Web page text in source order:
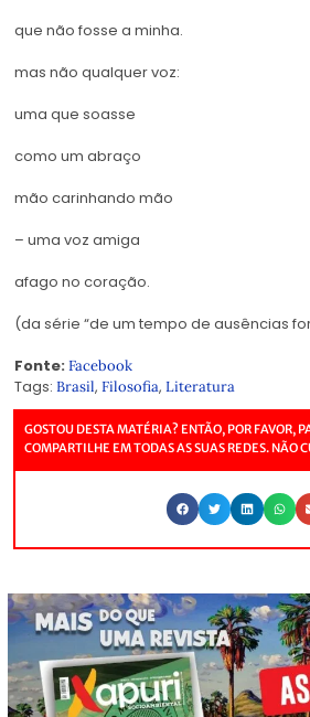
que não fosse a minha.
mas não qualquer voz:
uma que soasse
como um abraço
mão carinhando mão
– uma voz amiga
afago no coração.
(da série “de um tempo de ausências
Fonte: Facebook
Tags: Brasil, Filosofia, Literatura
GOSTOU DESTA MATÉRIA? ENTÃO, POR FAVOR,
COMPARTILHE EM TODAS AS SUAS REDES. NÃO